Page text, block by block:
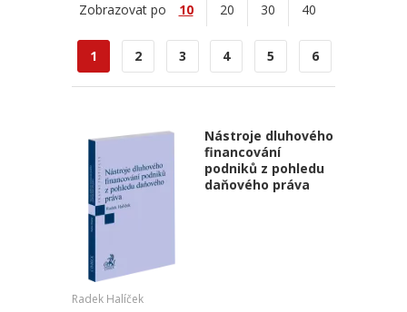
Zobrazovat po 10 20 30 40
1 2 3 4 5 6
Nástroje dluhového
financování
podniků z pohledu
daňového práva
Radek Halíček